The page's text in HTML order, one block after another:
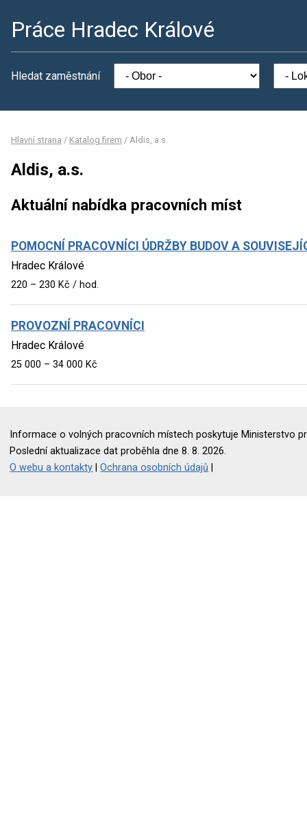
Práce Hradec Králové
Hledat zaměstnání
Hlavní strana / Katalog firem / Aldis, a.s.
Aldis, a.s.
Aktuální nabídka pracovních míst
POMOCNÍ PRACOVNÍCI ÚDRŽBY BUDOV A
Hradec Králové
220 – 230 Kč / hod.
PROVOZNÍ PRACOVNÍCI
Hradec Králové
25 000 – 34 000 Kč
Informace o volných pracovních místech poskytuje Ministerstvo
Poslední aktualizace dat proběhla dne 8. 8. 2026.
O webu a kontakty |Ochrana osobních údajů